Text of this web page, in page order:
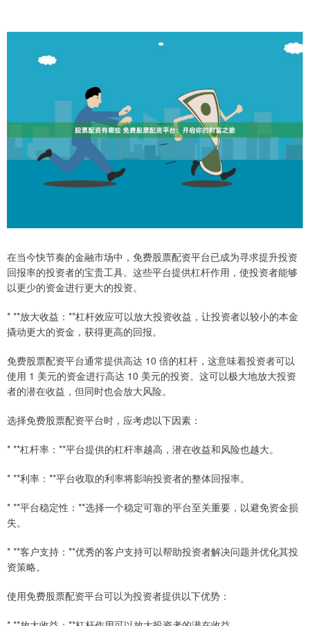
在当今快节奏的金融市场中，免费股票配资平台已成为寻求提升投资
回报率的投资者的宝贵工具。这些平台提供杠杆作用，使投资者能够
以更少的资金进行更大的投资。
* **放大收益：**杠杆效应可以放大投资收益，让投资者以较小的本金
撬动更大的资金，获得更高的回报。
免费股票配资平台通常提供高达 10 倍的杠杆，这意味着投资者可以
使用 1 美元的资金进行高达 10 美元的投资。这可以极大地放大投资
者的潜在收益，但同时也会放大风险。
选择免费股票配资平台时，应考虑以下因素：
* **杠杆率：**平台提供的杠杆率越高，潜在收益和风险也越大。
* **利率：**平台收取的利率将影响投资者的整体回报率。
* **平台稳定性：**选择一个稳定可靠的平台至关重要，以避免资金损
失。
* **客户支持：**优秀的客户支持可以帮助投资者解决问题并优化其投
资策略。
使用免费股票配资平台可以为投资者提供以下优势：